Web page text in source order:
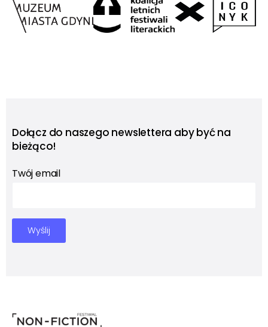
Dołącz do naszego newslettera aby być na
bieżąco!
Twój email